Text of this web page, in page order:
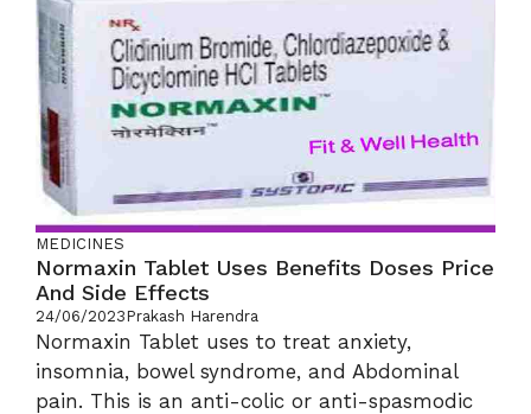
MEDICINES
Normaxin Tablet Uses Benefits Doses Price
And Side Effects
24/06/2023Prakash Harendra
Normaxin Tablet uses to treat anxiety,
insomnia, bowel syndrome, and Abdominal
pain. This is an anti-colic or anti-spasmodic